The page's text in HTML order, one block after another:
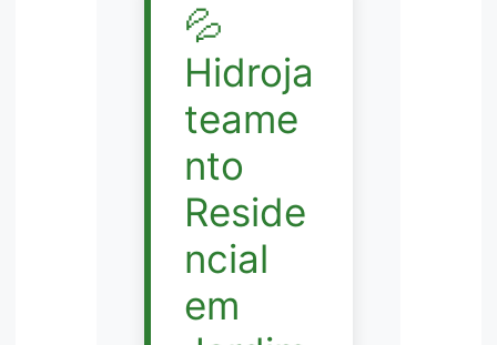
💦
Hidroja
teame
nto
Reside
ncial
em